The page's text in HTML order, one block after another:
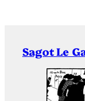
Sagot Le